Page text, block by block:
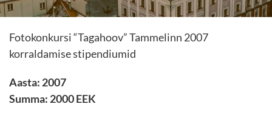
Fotokonkursi “Tagahoov” Tammelinn 2007
korraldamise stipendiumid
Aasta: 2007
Summa: 2000 EEK